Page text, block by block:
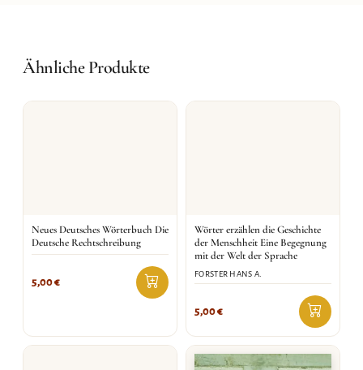
Ähnliche Produkte
Neues Deutsches Wörterbuch Die
Deutsche Rechtschreibung
5,00€
Wörter erzählen die Geschichte
der Menschheit Eine Begegnung
mit der Welt der Sprache
FORSTER HANS A.
5,00€